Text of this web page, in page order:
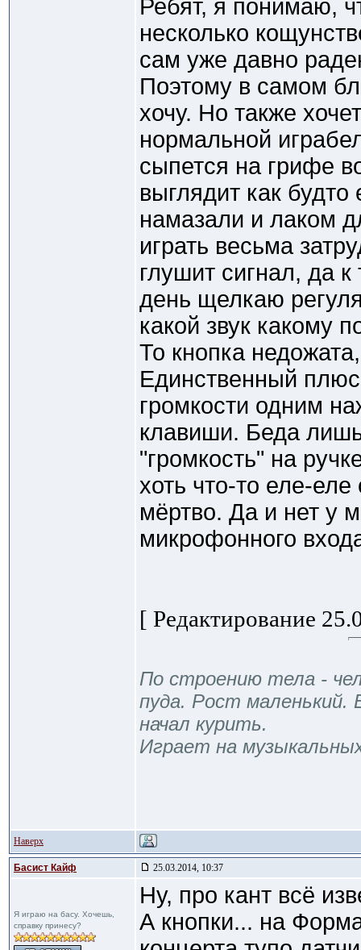
Ребят, я понимаю,
несколько
сам уже давно
Поэтому в самом
хочу. Но также
нормальной
сыпется на грифе
выглядит как будто
намазали и лаком
играть весьма
глушит сигнал, да
день щелкаю
какой звук какому
То кнопка
Единственный
громкости одним
клавиши. Беда
"громкость" на
хоть что-то еле-
мёртво. Да и нет у
микрофонного
[ Редактирование
По строению тела -
пуда. Рост маленький.
начал курить.
Играет на
Наверх
Басист Кайф 25.03.2014, 10:37
Я играю на басу. Хочешь,
справку принесу?
Ну, про кант всё
А кнопки... на